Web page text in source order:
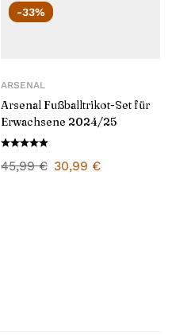
-33%
ARSENAL
Arsenal Fußballtrikot-Set für
Erwachsene 2024/25
45,99€ 30,99 €